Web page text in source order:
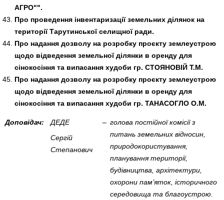
АГРО"".
Про проведення інвентаризації земельних ділянок на
території Тарутинської селищної ради.
Про надання дозволу на розробку проєкту землеустрою
щодо відведення земельної ділянки в оренду для
сінокосіння та випасання худоби гр. СТОЯНОВІЙ Т.М.
Про надання дозволу на розробку проєкту землеустрою
щодо відведення земельної ділянки в оренду для
сінокосіння та випасання худоби гр. ТАНАСОГЛО О.М.
Доповідач:
ДЕДЕ
Сергій
Степанович
– голова постійної комісії з
питань земельних відносин,
природокористування,
планування території,
будівництва, архітектури,
охорони пам’яток, історичного
середовища та благоустрою.